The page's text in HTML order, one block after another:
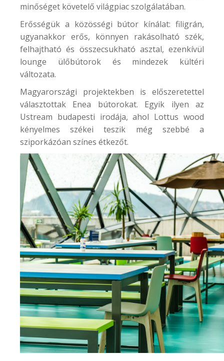
minőséget követelő világpiac szolgálatában.
Erősségük a közösségi bútor kínálat: filigrán,
ugyanakkor erős, könnyen rakásolható szék,
felhajtható és összecsukható asztal, ezenkívül
lounge ülőbútorok és mindezek kültéri
változata.
Magyarországi projektekben is előszeretettel
választottak Enea bútorokat. Egyik ilyen az
Ustream budapesti irodája, ahol Lottus wood
kényelmes székei teszik még szebbé a
sziporkázóan színes étkezőt.